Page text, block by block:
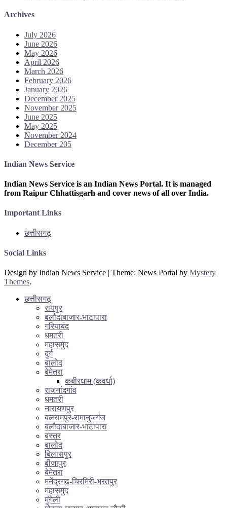
Archives
July 2026
June 2026
May 2026
April 2026
March 2026
February 2026
January 2026
December 2025
November 2025
June 2025
May 2025
November 2024
December 205
Indian News Service
Indian News Service is an Indian News Portal. It is managed
from Raipur Chhattisgarh and cover news of all over India.
Important Links
छत्तीसगढ़
Social Links
Design by Indian News Service | Theme: News Portal by Mystery
Themes.
छत्तीसगढ़
रायपुर
बलौदाबाजार-भाटापारा
गरियाबंद
धमतरी
महासमुंद
दुर्ग
बालोद
बेमेतरा
कबीरधाम (कवर्धा)
राजनांदगांव
धमतरी
नारायणपुर
बलरामपुर-रामानुजगंज
बलौदाबाजार-भाटापारा
बस्तर
बालोद
बिलासपुर
बीजापुर
बेमेतरा
मनेंद्रगढ़-चिरमिरी-भरतपुर
महासमुंद
मुंगेली